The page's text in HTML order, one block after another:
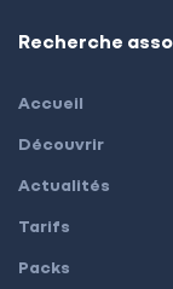
Recherche
Accueil
Découvrir
Actualités
Tarifs
Packs